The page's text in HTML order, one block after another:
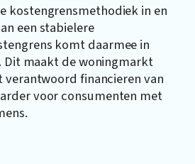
kostengrensmethodiek in en
een stabielere
komt daarmee in
Dit maakt de woningmarkt
financieren van
voor consumenten met